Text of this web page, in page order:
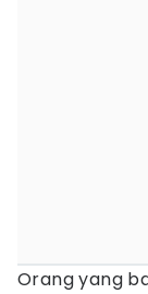
Orang yang